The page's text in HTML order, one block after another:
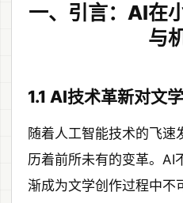
一、引言：AI在
与
1.1 AI技术革新对文
随着人工智能技术的飞
历着前所未有的变革。AI
渐成为文学创作过程中不